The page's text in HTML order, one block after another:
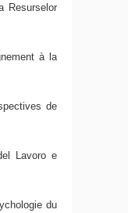
Resurselor
à la
de
Lavoro e
du